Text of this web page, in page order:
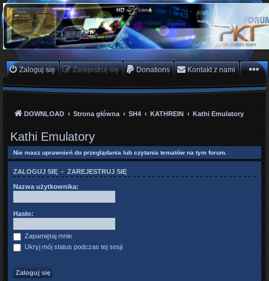
PKTeam - Polish Koders
Team
Hyperion, Enigma, E2, PKT, listy kanałów, oscam
Zaloguj się Zarejestruj się Donations Kontakt z nami
DOWNLOAD Strona główna SH4 KATHREIN Kathi Emulatory
Kathi Emulatory
Nie masz uprawnień do przeglądania lub czytania tematów na tym forum.
ZALOGUJ SIĘ • ZAREJESTRUJ SIĘ
Nazwa użytkownika:
Hasło:
Zapamiętaj mnie
Ukryj mój status podczas tej sesji